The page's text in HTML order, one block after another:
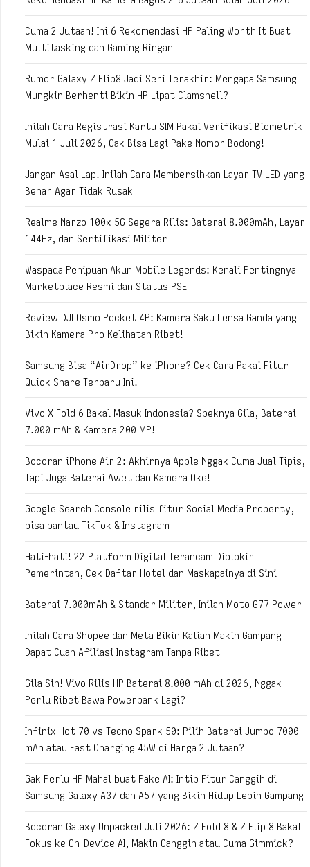
Cuma 2 Jutaan! Ini 6 Rekomendasi HP Paling Worth It Buat
Multitasking dan Gaming Ringan
Rumor Galaxy Z Flip8 Jadi Seri Terakhir: Mengapa Samsung
Mungkin Berhenti Bikin HP Lipat Clamshell?
Inilah Cara Registrasi Kartu SIM Pakai Verifikasi Biometrik
Mulai 1 Juli 2026, Gak Bisa Lagi Pake Nomor Bodong!
Jangan Asal Lap! Inilah Cara Membersihkan Layar TV LED yang
Benar Agar Tidak Rusak
Realme Narzo 100x 5G Segera Rilis: Baterai 8.000mAh, Layar
144Hz, dan Sertifikasi Militer
Waspada Penipuan Akun Mobile Legends: Kenali Pentingnya
Marketplace Resmi dan Status PSE
Review DJI Osmo Pocket 4P: Kamera Saku Lensa Ganda yang
Bikin Kamera Pro Kelihatan Ribet!
Samsung Bisa “AirDrop” ke iPhone? Cek Cara Pakai Fitur
Quick Share Terbaru Ini!
Vivo X Fold 6 Bakal Masuk Indonesia? Speknya Gila, Baterai
7.000 mAh & Kamera 200 MP!
Bocoran iPhone Air 2: Akhirnya Apple Nggak Cuma Jual Tipis,
Tapi Juga Baterai Awet dan Kamera Oke!
Google Search Console rilis fitur Social Media Property,
bisa pantau TikTok & Instagram
Hati-hati! 22 Platform Digital Terancam Diblokir
Pemerintah, Cek Daftar Hotel dan Maskapainya di Sini
Baterai 7.000mAh & Standar Militer, Inilah Moto G77 Power
Inilah Cara Shopee dan Meta Bikin Kalian Makin Gampang
Dapat Cuan Afiliasi Instagram Tanpa Ribet
Gila Sih! Vivo Rilis HP Baterai 8.000 mAh di 2026, Nggak
Perlu Ribet Bawa Powerbank Lagi?
Infinix Hot 70 vs Tecno Spark 50: Pilih Baterai Jumbo 7000
mAh atau Fast Charging 45W di Harga 2 Jutaan?
Gak Perlu HP Mahal buat Pake AI: Intip Fitur Canggih di
Samsung Galaxy A37 dan A57 yang Bikin Hidup Lebih Gampang
Bocoran Galaxy Unpacked Juli 2026: Z Fold 8 & Z Flip 8 Bakal
Fokus ke On-Device AI, Makin Canggih atau Cuma Gimmick?